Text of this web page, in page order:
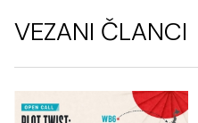
VEZANI ČLANCI